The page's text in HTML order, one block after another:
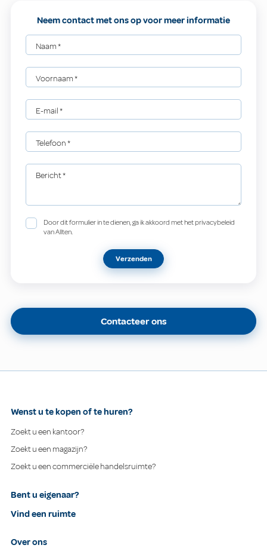
Neem contact met ons op voor meer informatie
Naam*
Voornaam*
E-mail*
Telefoon*
Bericht*
Door dit formulier in te dienen, ga ik akkoord met het privacybeleid
van Allten.
Verzenden
Contacteer ons
Wenst u te kopen of te huren?
Zoekt u een kantoor?
Zoekt u een magazijn?
Zoekt u een commerciële handelsruimte?
Bent u eigenaar?
Vind een ruimte
Over ons